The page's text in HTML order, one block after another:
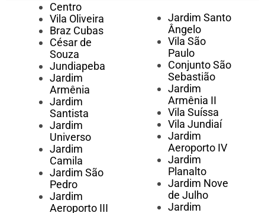
Centro
Vila Oliveira
Braz Cubas
César de
Souza
Jundiapeba
Jardim
Armênia
Jardim
Santista
Jardim
Universo
Jardim
Camila
Jardim São
Pedro
Jardim
Aeroporto III
Jardim Santo
Ângelo
Vila São
Paulo
Conjunto São
Sebastião
Jardim
Armênia II
Vila Suíssa
Vila Jundiaí
Jardim
Aeroporto IV
Jardim
Planalto
Jardim Nove
de Julho
Jardim